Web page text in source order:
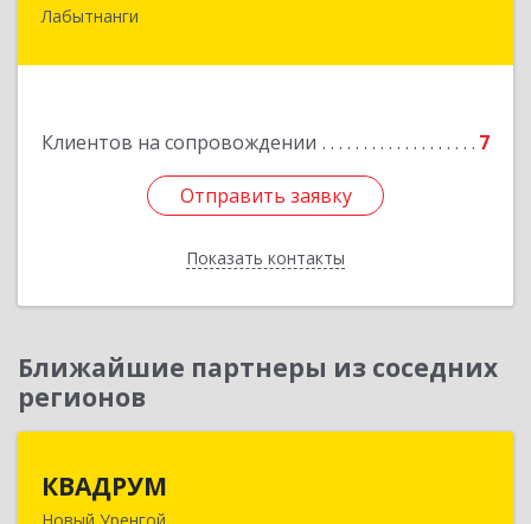
Лабытнанги
Клиентов на сопровождении 7
Отправить заявку
Показать контакты
629400, Ямало-Ненецкий АО, Лабытнанги г,
Отправить заявку
Назад
Ближайшие партнеры из соседних
регионов
КВАДРУМ
Новый Уренгой